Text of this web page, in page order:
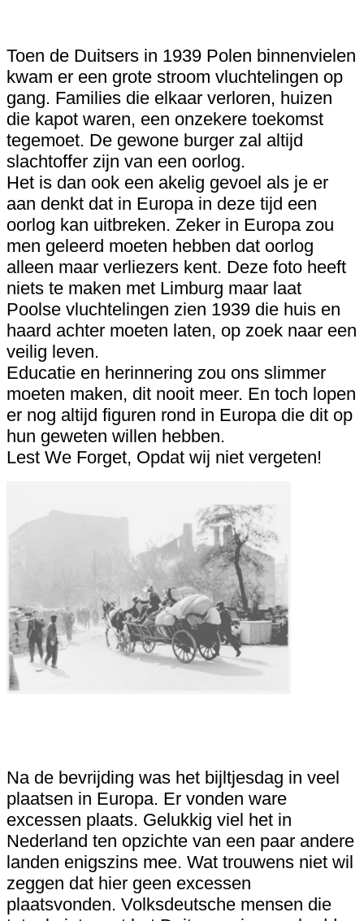
Toen de Duitsers in 1939 Polen binnenvielen
kwam er een grote stroom vluchtelingen op
gang. Families die elkaar verloren, huizen
die kapot waren, een onzekere toekomst
tegemoet. De gewone burger zal altijd
slachtoffer zijn van een oorlog.
Het is dan ook een akelig gevoel als je er
aan denkt dat in Europa in deze tijd een
oorlog kan uitbreken. Zeker in Europa zou
men geleerd moeten hebben dat oorlog
alleen maar verliezers kent. Deze foto heeft
niets te maken met Limburg maar laat
Poolse vluchtelingen zien 1939 die huis en
haard achter moeten laten, op zoek naar een
veilig leven.
Educatie en herinnering zou ons slimmer
moeten maken, dit nooit meer. En toch lopen
er nog altijd figuren rond in Europa die dit op
hun geweten willen hebben.
Lest We Forget, Opdat wij niet vergeten!
Na de bevrijding was het bijltjesdag in veel
plaatsen in Europa. Er vonden ware
excessen plaats. Gelukkig viel het in
Nederland ten opzichte van een paar andere
landen enigszins mee. Wat trouwens niet wil
zeggen dat hier geen excessen
plaatsvonden. Volksdeutsche mensen die